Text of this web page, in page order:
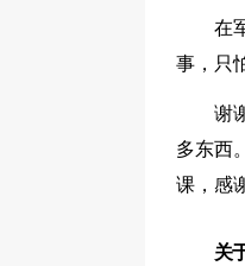
在
事，只
谢
多东西
课，感
关